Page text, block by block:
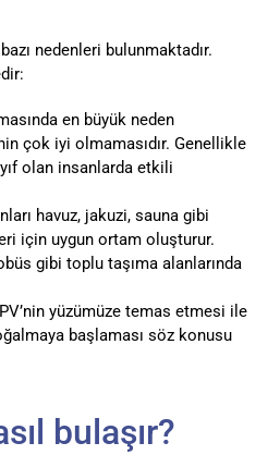
nedenleri bulunmaktadır.
en büyük neden
çok iyi olmamasıdır. Genellikle
olan insanlarda etkili
havuz, jakuzi, sauna gibi
için uygun ortam oluşturur.
gibi toplu taşıma alanlarında
yüzümüze temas etmesi ile
başlaması söz konusu
bulaşır?